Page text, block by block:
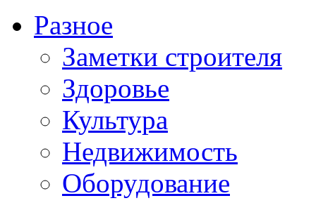
Разное
Заметки строителя
Здоровье
Культура
Недвижимость
Оборудование